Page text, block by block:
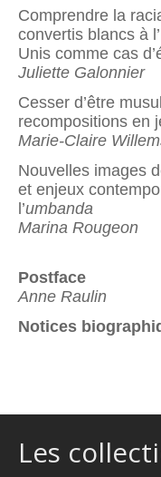
Comprendre la
convertis blancs à
Unis comme cas
Juliette Galonnier
Cesser d’être
recompositions en
Marie-Claire
Nouvelles images
et enjeux
l’umbanda
Marina Rougeon
Postface
Anne Raulin
Notices
Les